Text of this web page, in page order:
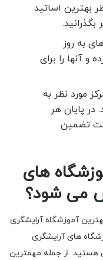
بهترین اساتید
به روز
و آنها را برای
مورد نظر به
پایان هر
تضمین
های
می شود؟
آموزشگاه آرایشگری
های آرایشگری
هستید. از جمله مهمترین